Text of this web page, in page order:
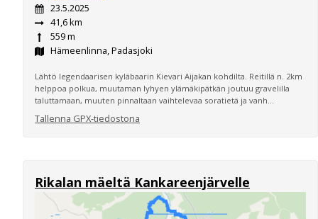
23.5.2025
41,6 km
559 m
Hämeenlinna, Padasjoki
Lähtö legendaarisen kyläbaarin Kievari Aijakan kohdilta. Reitillä n. 2km
helppoa polkua, muutaman lyhyen ylämäkipätkän joutuu gravelilla
taluttamaan, muuten pinnaltaan vaihtelevaa soratietä ja vanh...
Tallenna GPX-tiedostona
Rikalan mäeltä Kankareenjärvelle